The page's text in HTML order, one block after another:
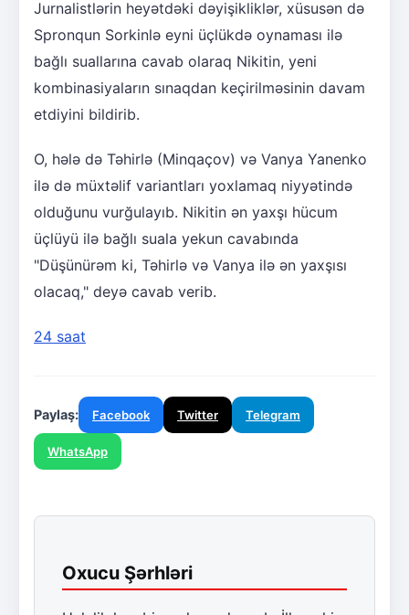
Jurnalistlərin heyətdəki dəyişikliklər, xüsusən də
Spronqun Sorkinlə eyni üçlükdə oynaması ilə
bağlı suallarına cavab olaraq Nikitin, yeni
kombinasiyaların sınaqdan keçirilməsinin davam
etdiyini bildirib.
O, hələ də Təhirlə (Minqaçov) və Vanya Yanenko
ilə də müxtəlif variantları yoxlamaq niyyətində
olduğunu vurğulayıb. Nikitin ən yaxşı hücum
üçlüyü ilə bağlı suala yekun cavabında
"Düşünürəm ki, Təhirlə və Vanya ilə ən yaxşısı
olacaq," deyə cavab verib.
24 saat
Paylaş: Facebook Twitter Telegram
WhatsApp
Oxucu Şərhləri